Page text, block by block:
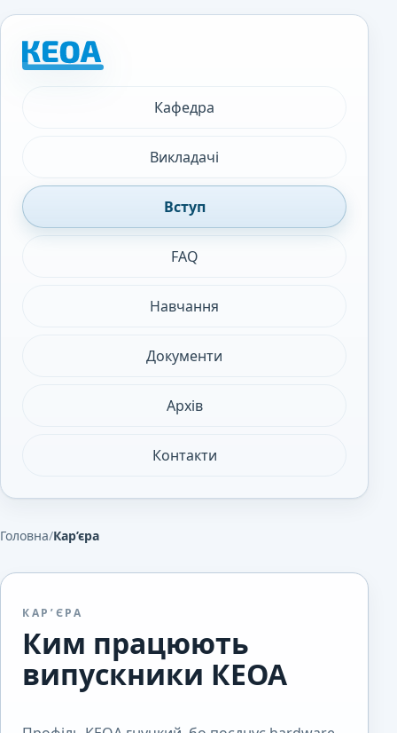
Кафедра
Викладачі
Вступ
FAQ
Навчання
Документи
Архів
Контакти
Головна/Кар’єра
КАР’ЄРА
Ким працюють
випускники КЕОА